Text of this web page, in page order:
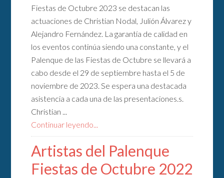
Fiestas de Octubre 2023 se destacan las
actuaciones de Christian Nodal, Julión Álvarez y
Alejandro Fernández. La garantía de calidad en
los eventos continúa siendo una constante, y el
Palenque de las Fiestas de Octubre se llevará a
cabo desde el 29 de septiembre hasta el 5 de
noviembre de 2023. Se espera una destacada
asistencia a cada una de las presentaciones.s.
Christian ...
Continuar leyendo...
Artistas del Palenque
Fiestas de Octubre 2022